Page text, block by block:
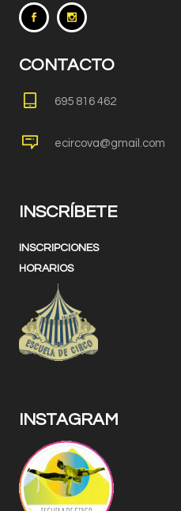
CONTACTO
695 816 462
ecircova@gmail.com
INSCRÍBETE
INSCRIPCIONES
HORARIOS
INSTAGRAM